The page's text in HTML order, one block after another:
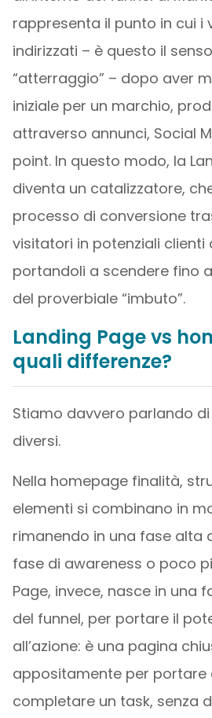
rappresenta il punto in cui i
indirizzati – è questo il
“atterraggio” – dopo aver
iniziale per un marchio,
attraverso annunci, Social
point. In questo modo, la
diventa un catalizzatore,
processo di conversione
visitatori in potenziali clienti
portandoli a scendere fino
del proverbiale “imbuto”.
Landing Page vs
quali differenze?
Stiamo davvero parlando di
diversi.
Nella homepage finalità,
elementi si combinano in
rimanendo in una fase alta
fase di awareness o poco
Page, invece, nasce in una
del funnel, per portare il
all’azione: è una pagina
appositamente per portare
completare un task, senza